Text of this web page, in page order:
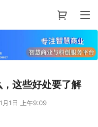
这些好处要了解
月1日 上午9:09